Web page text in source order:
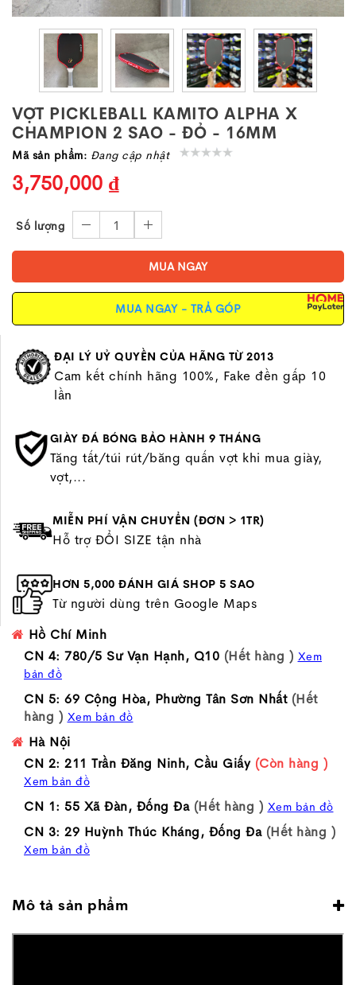
VỢT PICKLEBALL KAMITO ALPHA X
CHAMPION 2 SAO - ĐỎ - 16MM
Mã sản phẩm: Đang cập nhật
3,750,000 ₫
Số lượng 1
MUA NGAY
MUA NGAY - TRẢ GÓP
ĐẠI LÝ UỶ QUYỀN CỦA HÃNG TỪ 2013
Cam kết chính hãng 100%, Fake đền gấp 10
lần
GIÀY ĐÁ BÓNG BẢO HÀNH 9 THÁNG
Tăng tất/túi rút/băng quấn vợt khi mua giày,
vợt,...
MIỄN PHÍ VẬN CHUYỂN (ĐƠN > 1TR)
Hỗ trợ ĐỔI SIZE tận nhà
HƠN 5,000 ĐÁNH GIÁ SHOP 5 SAO
Từ người dùng trên Google Maps
Hồ Chí Minh
CN 4: 780/5 Sư Vạn Hạnh, Q10 (Hết hàng ) Xem
bản đồ
CN 5: 69 Cộng Hòa, Phường Tân Sơn Nhất (Hết
hàng ) Xem bản đồ
Hà Nội
CN 2: 211 Trần Đăng Ninh, Cầu Giấy (Còn hàng )
Xem bản đồ
CN 1: 55 Xã Đàn, Đống Đa (Hết hàng ) Xem bản đồ
CN 3: 29 Huỳnh Thúc Kháng, Đống Đa (Hết hàng )
Xem bản đồ
Mô tả sản phẩm